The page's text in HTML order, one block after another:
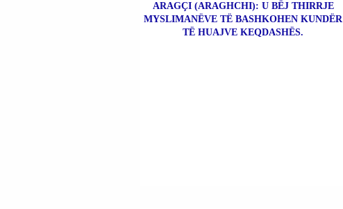
ARAGÇI (ARAGHCHI): U BËJ THIRRJE
MYSLIMANËVE TË BASHKOHEN KUNDËR
TË HUAJVE KEQDASHËS.